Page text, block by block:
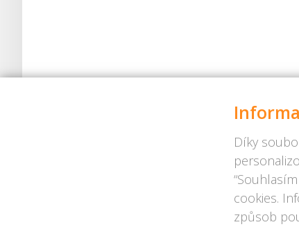
Díky
cookies.
způsob